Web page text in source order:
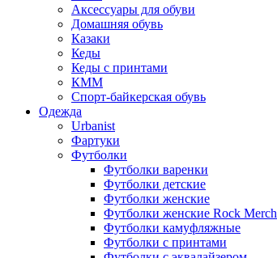
Аксессуары для обуви
Домашняя обувь
Казаки
Кеды
Кеды с принтами
КММ
Спорт-байкерская обувь
Одежда
Urbanist
Фартуки
Футболки
Футболки варенки
Футболки детские
Футболки женские
Футболки женские Rock Merch
Футболки камуфляжные
Футболки с принтами